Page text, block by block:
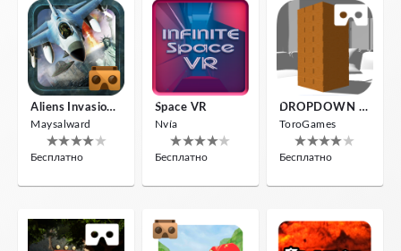
Aliens Invasion VR
Maysalward
Бесплатно
Space VR
Nvía
Бесплатно
DROPDOWN VR
ToroGames
Бесплатно